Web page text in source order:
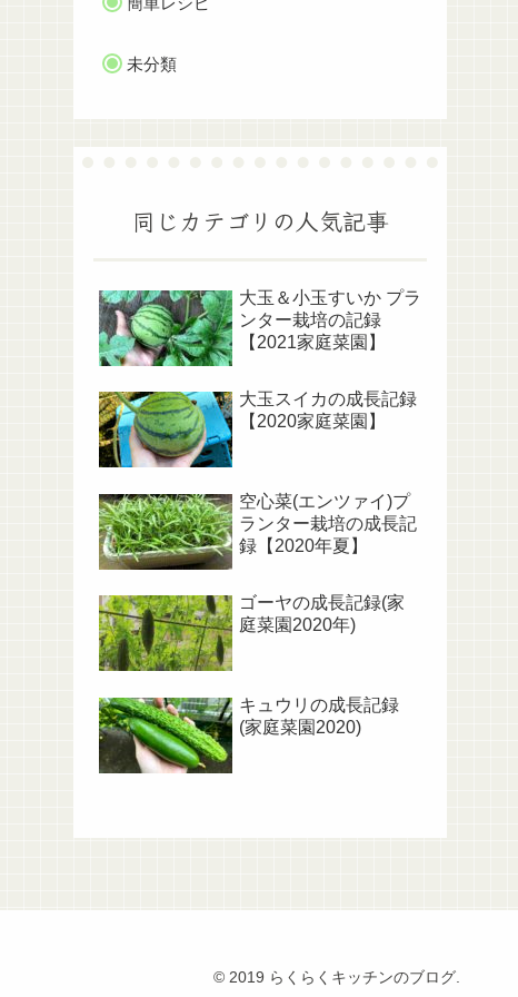
未分類
同じカテゴリの人気記事
大玉＆小玉すいか プラ
ンター栽培の記録
【2021家庭菜園】
大玉スイカの成長記録
【2020家庭菜園】
空心菜(エンツァイ)プ
ランター栽培の成長記
録【2020年夏】
ゴーヤの成長記録(家
庭菜園2020年)
キュウリの成長記録
(家庭菜園2020)
© 2019 らくらくキッチンのブログ.